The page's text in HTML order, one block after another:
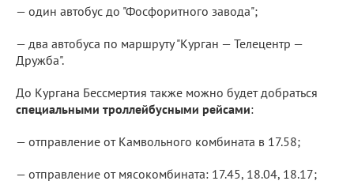
— один автобус до "Фосфоритного завода";
— два автобуса по маршруту "Курган — Телецентр —
Дружба".
До Кургана Бессмертия также можно будет добраться
специальными троллейбусными рейсами:
— отправление от Камвольного комбината в 17.58;
— отправление от мясокомбината: 17.45, 18.04, 18.17;